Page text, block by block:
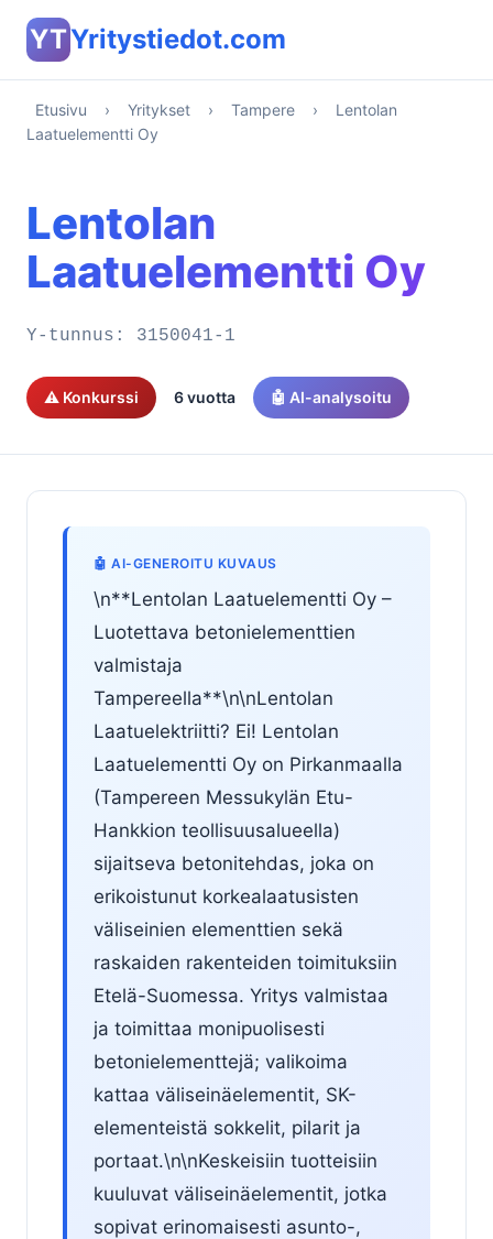
YTYritystiedot.com
Etusivu › Yritykset › Tampere ›
Lentolan
Laatuelementti Oy
Lentolan
Laatuelementti Oy
Y-tunnus: 3150041-1
⚠️ Konkurssi 6 vuotta 🤖 AI-analysoitu
🤖 AI-GENEROITU KUVAUS
\n**Lentolan Laatuelementti Oy –
Luotettava betonielementtien
valmistaja
Tampereella**\n\nLentolan
Laatuelektriitti? Ei! Lentolan
Laatuelementti Oy on Pirkanmaalla
(Tampereen Messukylän Etu-
Hankkion teollisuusalueella)
sijaitseva betonitehdas, joka on
erikoistunut korkealaatusisten
väliseinien elementtien sekä
raskaiden rakenteiden toimituksiin
Etelä-Suomessa. Yritys valmistaa
ja toimittaa monipuolisesti
betonielementtejä; valikoima
kattaa väliseinäelementit, SK-
elementeistä sokkelit, pilarit ja
portaat.\n\nKeskeisiin tuotteisiin
kuuluvat väliseinäelementit, jotka
sopivat erinomaisesti asunto-,